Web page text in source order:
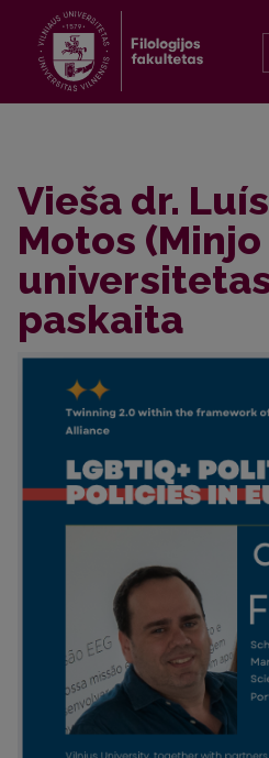
Vieša dr.
Motos (Minjo
paskaita